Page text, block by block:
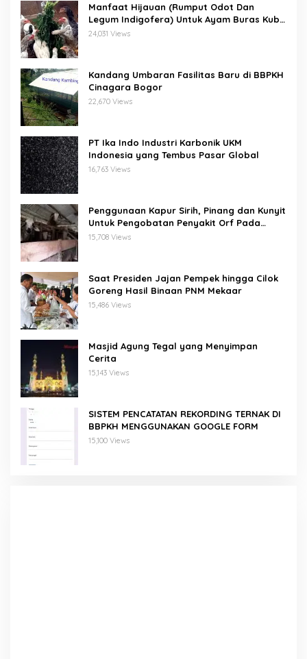
Manfaat Hijauan (Rumput Odot Dan
Legum Indigofera) Untuk Ayam Buras Kub
Dan Sensi
24,031 Views
Kandang Umbaran Fasilitas Baru di BBPKH
Cinagara Bogor
22,670 Views
PT Ika Indo Industri Karbonik UKM
Indonesia yang Tembus Pasar Global
16,763 Views
Penggunaan Kapur Sirih, Pinang dan Kunyit
Untuk Pengobatan Penyakit Orf Pada
Domba/Kambing
15,708 Views
Saat Presiden Jajan Pempek hingga Cilok
Goreng Hasil Binaan PNM Mekaar
15,486 Views
Masjid Agung Tegal yang Menyimpan
Cerita
15,143 Views
SISTEM PENCATATAN REKORDING TERNAK DI
BBPKH MENGGUNAKAN GOOGLE FORM
15,100 Views